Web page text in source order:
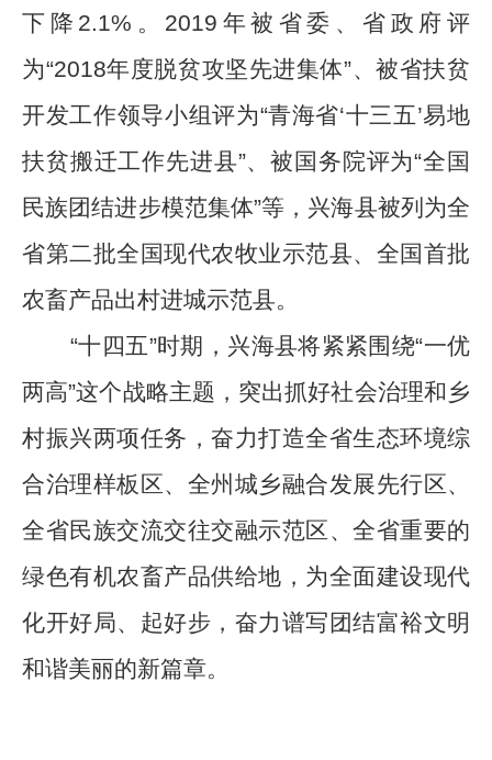
下降 2.1% 。 2019 年被省委、省政府评
为“2018年度脱贫攻坚先进集体”、被省扶贫
开发工作领导小组评为“青海省‘十三五’易地
扶贫搬迁工作先进县”、被国务院评为“全国
民族团结进步模范集体”等， 兴海县被列为全
省第二批全国现代农牧业示范县、全国首批
农畜产品出村进城示范县。
“十四五”时期，兴海县将紧紧围绕“一优
两高”这个战略主题，突出抓好社会治理和乡
村振兴两项任务，奋力打造全省生态环境综
合治理样板区、全州城乡融合发展先行区、
全省民族交流交往交融示范区、全省重要的
绿色有机农畜产品供给地，为全面建设现代
化开好局、起好步，奋力谱写团结富裕文明
和谐美丽的新篇章。